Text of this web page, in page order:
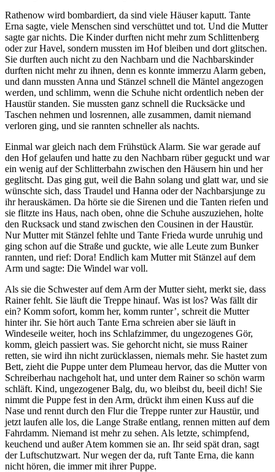
Rathenow wird bombardiert, da sind viele Häuser kaputt. Tante
Erna sagte, viele Menschen sind verschüttet und tot. Und die Mutter
sagte gar nichts. Die Kinder durften nicht mehr zum Schlittenberg
oder zur Havel, sondern mussten im Hof bleiben und dort glitschen.
Sie durften auch nicht zu den Nachbarn und die Nachbarskinder
durften nicht mehr zu ihnen, denn es konnte immerzu Alarm geben,
und dann mussten Anna und Stänzel schnell die Mäntel angezogen
werden, und schlimm, wenn die Schuhe nicht ordentlich neben der
Haustür standen. Sie mussten ganz schnell die Rucksäcke und
Taschen nehmen und losrennen, alle zusammen, damit niemand
verloren ging, und sie rannten schneller als nachts.
Einmal war gleich nach dem Frühstück Alarm. Sie war gerade auf
den Hof gelaufen und hatte zu den Nachbarn rüber geguckt und war
ein wenig auf der Schlitterbahn zwischen den Häusern hin und her
geglitscht. Das ging gut, weil die Bahn solang und glatt war, und sie
wünschte sich, dass Traudel und Hanna oder der Nachbarsjunge zu
ihr herauskämen. Da hörte sie die Sirenen und die Tanten riefen und
sie flitzte ins Haus, nach oben, ohne die Schuhe auszuziehen, holte
den Rucksack und stand zwischen den Cousinen in der Haustür.
Nur Mutter mit Stänzel fehlte und Tante Frieda wurde unruhig und
ging schon auf die Straße und guckte, wie alle Leute zum Bunker
rannten, und rief: Dora! Endlich kam Mutter mit Stänzel auf dem
Arm und sagte: Die Windel war voll.
Als sie die Schwester auf dem Arm der Mutter sieht, merkt sie, dass
Rainer fehlt. Sie läuft die Treppe hinauf. Was ist los? Was fällt dir
ein? Komm sofort, komm her, komm runter’, schreit die Mutter
hinter ihr. Sie hört auch Tante Erna schreien aber sie läuft in
Windeseile weiter, hoch ins Schlafzimmer, du ungezogenes Gör,
komm, gleich passiert was. Sie gehorcht nicht, sie muss Rainer
retten, sie wird ihn nicht zurücklassen, niemals mehr. Sie hastet zum
Bett, zieht die Puppe unter dem Plumeau hervor, das die Mutter von
Schreiberhau nachgeholt hat, und unter dem Rainer so schön warm
schläft. Kind, ungezogener Balg, du, wo bleibst du, beeil dich! Sie
nimmt die Puppe fest in den Arm, drückt ihm einen Kuss auf die
Nase und rennt durch den Flur die Treppe runter zur Haustür, und
jetzt laufen alle los, die Lange Straße entlang, rennen mitten auf dem
Fahrdamm. Niemand ist mehr zu sehen. Als letzte, schimpfend,
keuchend und außer Atem kommen sie an. Ihr seid spät dran, sagt
der Luftschutzwart. Nur wegen der da, ruft Tante Erna, die kann
nicht hören, die immer mit ihrer Puppe.